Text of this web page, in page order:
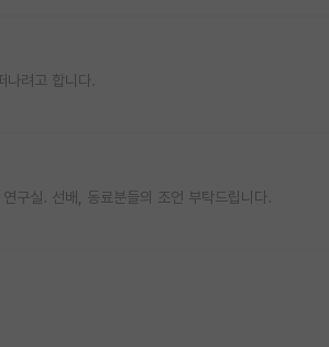
려고 합니다.
구실. 선배, 동료분들의 조언 부탁드립니다.